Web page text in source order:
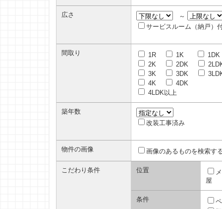
広さ
～
サービスルーム（納戸）
間取り 1R 1K
1DK
2K
2DK
3K
3DK
4K
4DK
4LDK以上
築年数
改装工事済み
物件の画像 画像のあるものを検索す
こだわり条件 位置
屋
条件